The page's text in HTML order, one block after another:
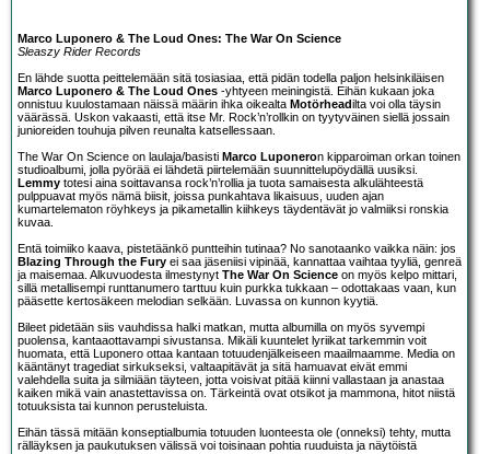
Marco Luponero & The Loud Ones: The War On Science
Sleaszy Rider Records
En lähde suotta peittelemään sitä tosiasiaa, että pidän todella paljon helsinkiläisen
Marco Luponero & The Loud Ones -yhtyeen meiningistä. Eihän kukaan joka
onnistuu kuulostamaan näissä määrin ihka oikealta Motörheadilta voi olla täysin
väärässä. Uskon vakaasti, että itse Mr. Rock’n’rollkin on tyytyväinen siellä jossain
junioreiden touhuja pilven reunalta katsellessaan.
The War On Science on laulaja/basisti Marco Luponeron kipparoiman orkan toinen
studioalbumi, jolla pyörää ei lähdetä piirtelemään suunnittelupöydällä uusiksi.
Lemmy totesi aina soittavansa rock’n’rollia ja tuota samaisesta alkulähteestä
pulppuavat myös nämä biisit, joissa punkahtava likaisuus, uuden ajan
kumartelematon röyhkeys ja pikametallin kiihkeys täydentävät jo valmiiksi ronskia
kuvaa.
Entä toimiiko kaava, pistetäänkö puntteihin tutinaa? No sanotaanko vaikka näin: jos
Blazing Through the Fury ei saa jäseniisi vipinää, kannattaa vaihtaa tyyliä, genreä
ja maisemaa. Alkuvuodesta ilmestynyt The War On Science on myös kelpo mittari,
sillä metallisempi runttanumero tarttuu kuin purkka tukkaan – odottakaas vaan, kun
pääsette kertosäkeen melodian selkään. Luvassa on kunnon kyytiä.
Bileet pidetään siis vauhdissa halki matkan, mutta albumilla on myös syvempi
puolensa, kantaaottavampi sivustansa. Mikäli kuuntelet lyriikat tarkemmin voit
huomata, että Luponero ottaa kantaan totuudenjälkeiseen maailmaamme. Media on
kääntänyt tragediat sirkukseksi, valtaapitävät ja sitä hamuavat eivät emmi
valehdella suita ja silmiään täyteen, jotta voisivat pitää kiinni vallastaan ja anastaa
kaiken mikä vain anastettavissa on. Tärkeintä ovat otsikot ja mammona, hitot niistä
totuuksista tai kunnon perusteluista.
Eihän tässä mitään konseptialbumia totuuden luonteesta ole (onneksi) tehty, mutta
rälläyksen ja paukutuksen välissä voi toisinaan pohtia ruuduista ja näytöistä